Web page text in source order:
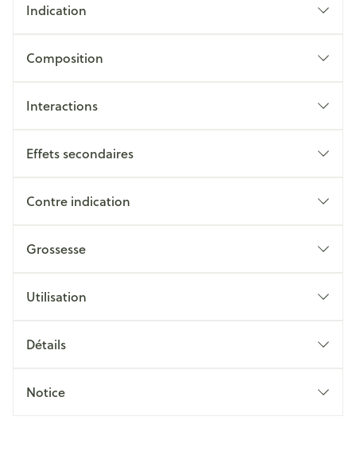
Indication
Composition
Interactions
Effets secondaires
Contre indication
Grossesse
Utilisation
Détails
Notice